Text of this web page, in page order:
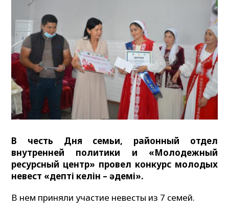
В честь Дня семьи, районный отдел
внутренней политики и «Молодежный
ресурсный центр» провел конкурс молодых
невест «Әдепті келін – әдемі».
В нем приняли участие невесты из 7 семей.